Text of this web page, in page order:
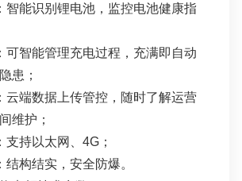
智能识别锂电池，监控电池健康指
可智能管理充电过程，充满即⾃动
患；
云端数据上传管控，随时了解运营
维护；
持以太网、4G；
构结实，安全防爆。